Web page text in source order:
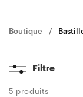
Boutique
Filtre
5 produits